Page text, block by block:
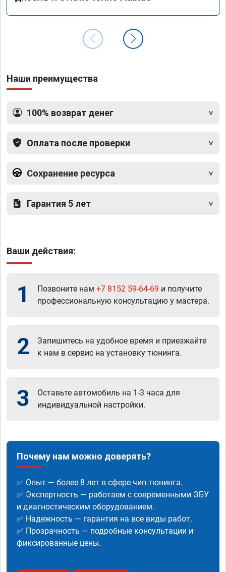
Наши преимущества
100% возврат денег
Оплата после проверки
Сохранение ресурса
Гарантия 5 лет
Ваши действия:
1 Позвоните нам +7 8152 59-64-69 и получите
профессиональную консультацию у мастера.
2
Запишитесь на удобное время и приезжайте
к нам в сервис на установку тюнинга.
3
Оставьте автомобиль на 1-3 часа для
индивидуальной настройки.
Почему нам можно доверять?
✅ Опыт — более 8 лет в сфере чип-тюнинга.
✅ Экспертность — работаем с современными ЭБУ
и диагностическим оборудованием.
✅ Надежность — гарантия на все виды работ.
✅ Прозрачность — подробные консультации и
фиксированные цены.